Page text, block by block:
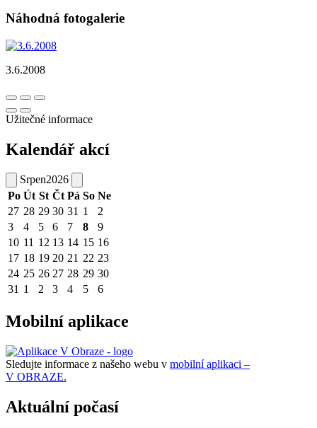
Náhodná fotogalerie
3.6.2008
Užitečné informace
Kalendář akcí
Srpen2026
Po Út St Čt Pá So Ne
27 28 29 30 31 1
2
3
4 5 6 7 8
9
10 11 12 13 14 15 16
17 18 19 20 21 22 23
24 25 26 27 28 29 30
31 1 2 3 4 5 6
Mobilní aplikace
Sledujte informace z našeho webu v mobilní aplikaci –
V OBRAZE.
Aktuální počasí